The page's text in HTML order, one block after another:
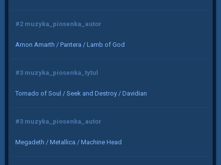
#2 muzyka_piosenka_autor
Amon Amarth / Pantera / Lamb of God
#3 muzyka_piosenka_tytul
Tornado of Soul / Seek and Destroy / Davidian
#3 muzyka_piosenka_autor
Megadeth / Metallica / Machine Head